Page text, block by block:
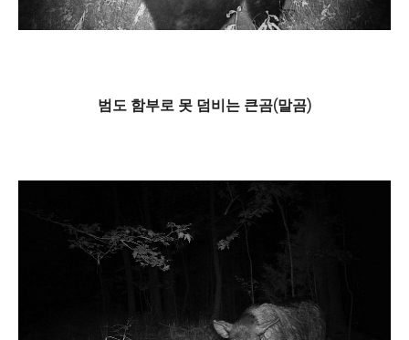
범도 함부로 못 덤비는 큰곰(말곰)